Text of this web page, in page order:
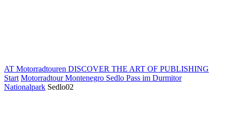
AT Motorradtouren DISCOVER THE ART OF PUBLISHING
Start Motorradtour Montenegro Sedlo Pass im Durmitor
Nationalpark Sedlo02